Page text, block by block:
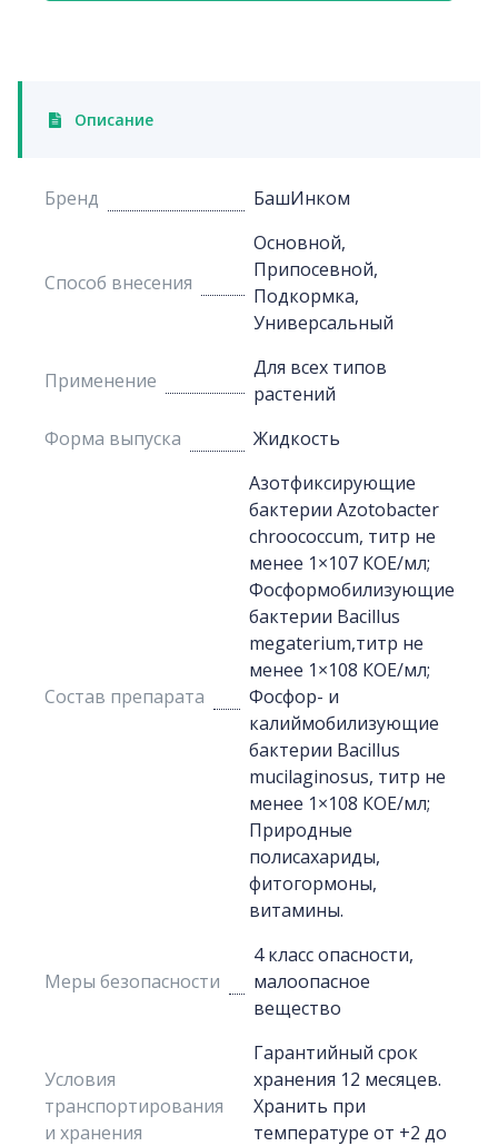
Описание
Бренд БашИнком
Способ внесения
Основной,
Припосевной,
Подкормка,
Универсальный
Применение
Для всех типов
растений
Форма выпуска
Жидкость
Состав препарата
Азотфиксирующие
бактерии Azotobacter
chroococcum, титр не
менее 1×107 КОЕ/мл;
Фосформобилизующие
бактерии Bacillus
megaterium,титр не
менее 1×108 КОЕ/мл;
Фосфор- и
калиймобилизующие
бактерии Bacillus
mucilaginosus, титр не
менее 1×108 КОЕ/мл;
Природные
полисахариды,
фитогормоны,
витамины.
Меры безопасности
4 класс опасности,
малоопасное
вещество
Условия
транспортирования
и хранения
Гарантийный срок
хранения 12 месяцев.
Хранить при
температуре от +2 до